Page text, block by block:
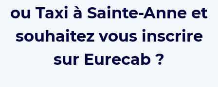
ou Taxi à Sainte-Anne et
souhaitez vous inscrire
sur Eurecab ?